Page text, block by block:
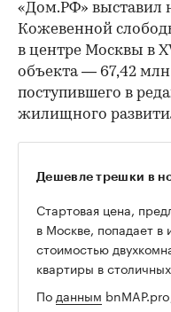
«Дом.РФ» выставил
Кожевенной
в центре Москвы в
объекта — 67,42 млн
поступившего в
жилищного
Дешевле трешки в
Стартовая цена,
в Москве, попадает
стоимостью
квартиры в
Поданным